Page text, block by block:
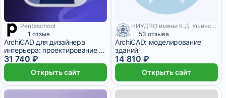
Pentaschool
1 отзыв
ArchiCAD для дизайнера
интерьера: проектирование и
визуализация
31 740 ₽
Открыть сайт
НИУДПО имени К.Д. Ушинского
53 отзыва
ArchiCAD: моделирование
зданий
14 810 ₽
Открыть сайт